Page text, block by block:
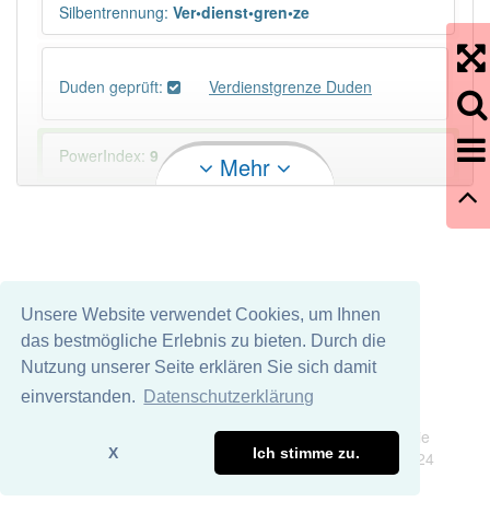
Unsere Website verwendet Cookies, um Ihnen
das bestmögliche Erlebnis zu bieten. Durch die
Nutzung unserer Seite erklären Sie sich damit
einverstanden.
Datenschutzerklärung
X Ich stimme zu.
Silbentrennung: Ver•dienst•gren•ze
Duden geprüft: Verdienstgrenze Duden
PowerIndex: 9
Wörter mit Endung -verdienstgrenzeaber mit einem
anderen Artikeldie: 0
Das Wort wird häufig verwendet im Bereich
Mehr
Wir übernehmen keine Garantie und keine Haftung für die
Richtigkeit und Vollständigkeit dieser Seite. DDDEasy 2024